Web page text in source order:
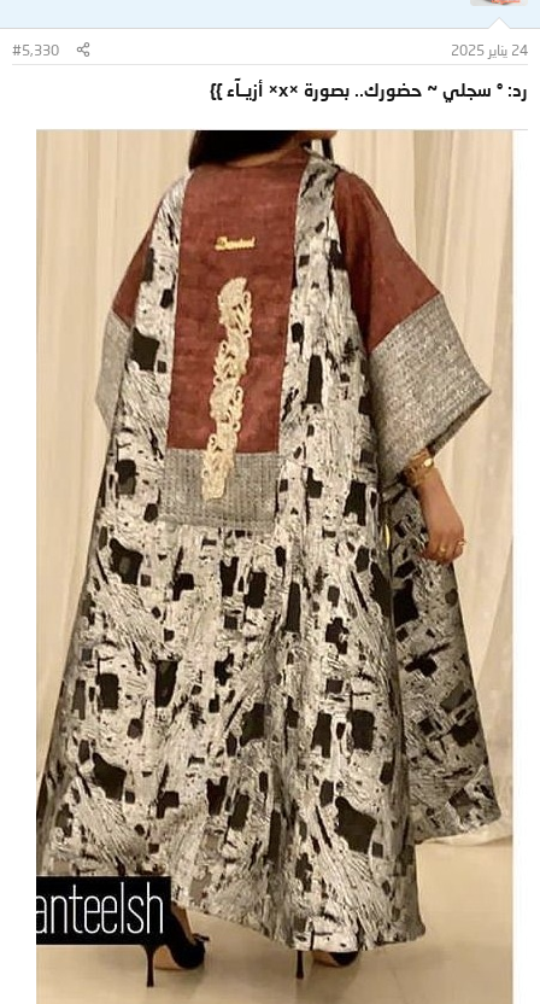
24 يناير 2025 #5,330
رد: ° سجلي ~ حضورك.. بصورة ×x× أزيــآء }}